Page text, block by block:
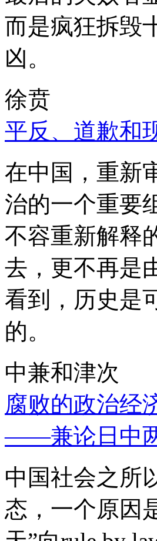
而是疯狂拆毁
凶。
徐贲
平反、道歉和
在中国，重新
治的一个重要
不容重新解释
去，更不再是
看到，历史是
的。
中兼和津次
腐败的政治经
——兼论日中
中国社会之所
态，一个原因